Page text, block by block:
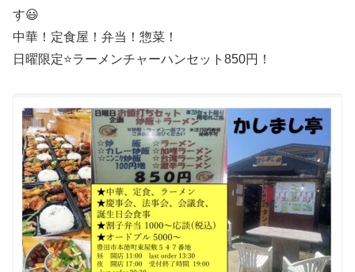
す😃
中華！定食屋！弁当！惣菜！
日曜限定⭐️ラーメンチャーハンセット850円！